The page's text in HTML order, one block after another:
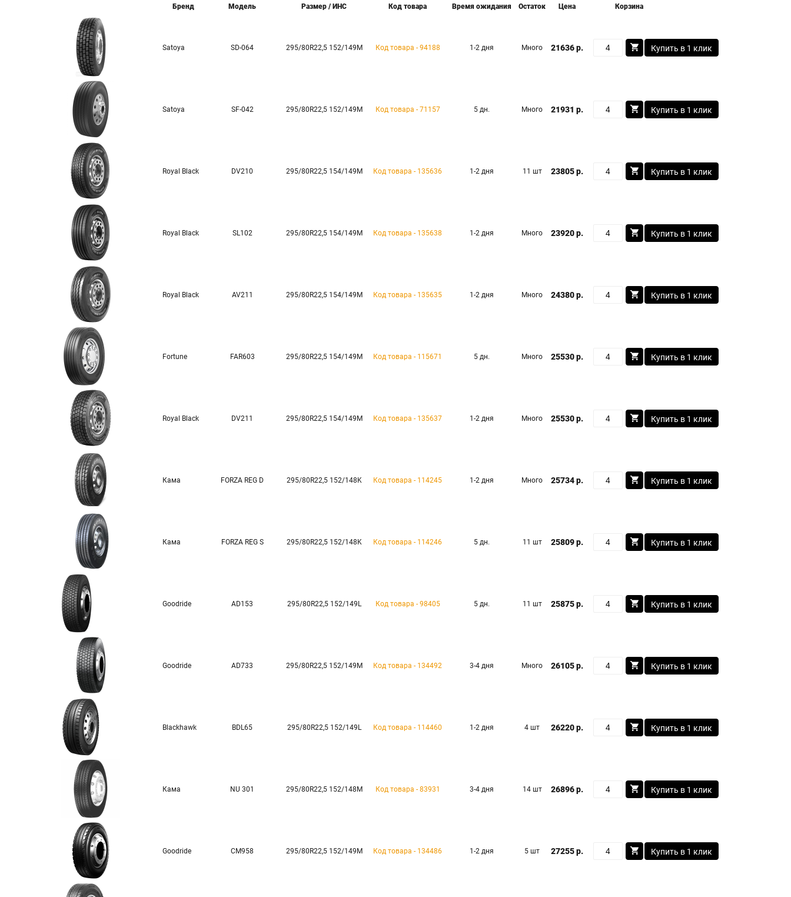
Бренд Модель Размер / ИНС Код товара Время ожидания Остаток Цена Корзина
Satoya SD-064 295/80R22,5 152/149M Код товара - 94188 1-2 дня Много 21636 р. Купить в 1 клик
Satoya SF-042 295/80R22,5 152/149M Код товара - 71157 5 дн. Много 21931 р. Купить в 1 клик
Royal Black DV210 295/80R22,5 154/149M Код товара - 135636 1-2 дня 11 шт 23805 р. Купить в 1 клик
Royal Black SL102 295/80R22,5 154/149M Код товара - 135638 1-2 дня Много 23920 р. Купить в 1 клик
Royal Black AV211 295/80R22,5 154/149M Код товара - 135635 1-2 дня Много 24380 р. Купить в 1 клик
Fortune FAR603 295/80R22,5 154/149M Код товара - 115671 5 дн. Много 25530 р. Купить в 1 клик
Royal Black DV211 295/80R22,5 154/149M Код товара - 135637 1-2 дня Много 25530 р. Купить в 1 клик
Кама FORZA REG D 295/80R22,5 152/148K Код товара - 114245 1-2 дня Много 25734 р. Купить в 1 клик
Кама FORZA REG S 295/80R22,5 152/148K Код товара - 114246 5 дн. 11 шт 25809 р. Купить в 1 клик
Goodride AD153 295/80R22,5 152/149L Код товара - 98405 5 дн. 11 шт 25875 р. Купить в 1 клик
Goodride AD733 295/80R22,5 152/149M Код товара - 134492 3-4 дня Много 26105 р. Купить в 1 клик
Blackhawk BDL65 295/80R22,5 152/149L Код товара - 114460 1-2 дня 4 шт 26220 р. Купить в 1 клик
Кама NU 301 295/80R22,5 152/148M Код товара - 83931 3-4 дня 14 шт 26896 р. Купить в 1 клик
Goodride CM958 295/80R22,5 152/149M Код товара - 134486 1-2 дня 5 шт 27255 р. Купить в 1 клик